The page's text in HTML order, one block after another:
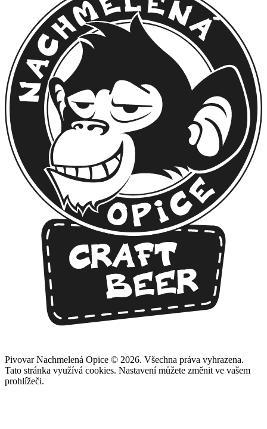
Pivovar Nachmelená Opice © 2026. Všechna práva vyhrazena.
Tato stránka využívá cookies. Nastavení můžete změnit ve vašem
prohlížeči.